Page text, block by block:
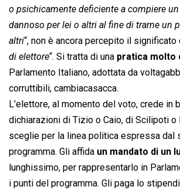
k
p
n
k
o psichicamente deficiente a compiere
dannoso per lei o altri al fine di trarne un
altri“, non è ancora percepito il significato
di elettore“. Si tratta di una pratica molto
Parlamento Italiano, adottata da
corruttibili, cambiacasacca.
L’elettore, al momento del voto, crede in
dichiarazioni di Tizio o Caio, di Scilipoti o
sceglie per la linea politica espressa dal
programma. Gli affida un mandato di un
lunghissimo, per rappresentarlo in
i punti del programma. Gli paga lo